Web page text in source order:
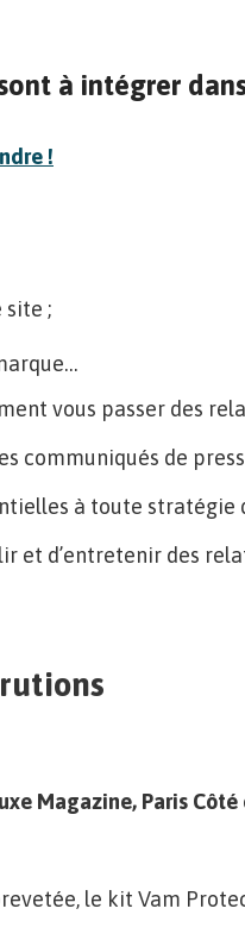
à intégrer
!
site ;
vous passer des
communiqués de
à toute stratégie
et d’entretenir des
Magazine, Paris Côté
le kit Vam